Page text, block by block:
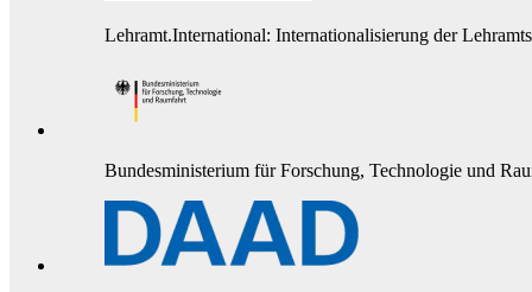
Lehramt.International: Internationalisierung der
Bundesministerium für Forschung, Technologie und